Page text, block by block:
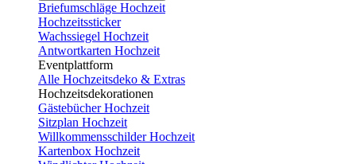
Briefumschläge Hochzeit
Hochzeitssticker
Wachssiegel Hochzeit
Antwortkarten Hochzeit
Eventplattform
Alle Hochzeitsdeko & Extras
Hochzeitsdekorationen
Gästebücher Hochzeit
Sitzplan Hochzeit
Willkommensschilder Hochzeit
Kartenbox Hochzeit